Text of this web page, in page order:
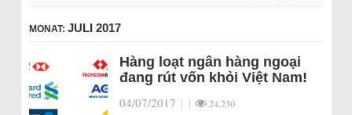
MONAT: JULI 2017
Hàng loạt ngân hàng ngoại
đang rút vốn khỏi Việt Nam!
04/07/2017 | | 24.230